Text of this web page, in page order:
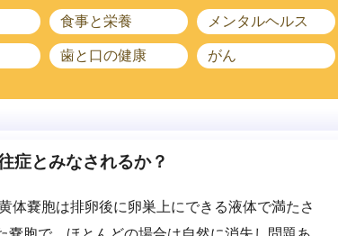
食事と栄養 メンタルヘルス
歯と口の健康 がん
症とみなされるか？
体嚢胞は排卵後に卵巣上にできる液体で満たさ